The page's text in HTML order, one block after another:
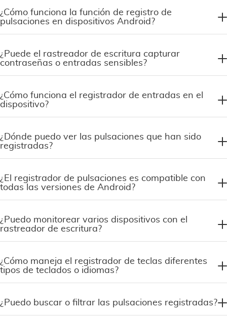
¿Cómo funciona la función de registro de
pulsaciones en dispositivos Android?
¿Puede el rastreador de escritura capturar
contraseñas o entradas sensibles?
¿Cómo funciona el registrador de entradas en el
dispositivo?
¿Dónde puedo ver las pulsaciones que han sido
registradas?
¿El registrador de pulsaciones es compatible con
todas las versiones de Android?
¿Puedo monitorear varios dispositivos con el
rastreador de escritura?
¿Cómo maneja el registrador de teclas diferentes
tipos de teclados o idiomas?
¿Puedo buscar o filtrar las pulsaciones registradas?